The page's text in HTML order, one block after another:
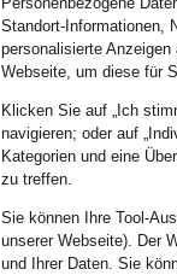
Standort-Informationen,
personalisierte
Webseite, um diese für
Klicken Sie auf „Ich
navigieren; oder auf
Kategorien und eine
zu treffen.
Sie können Ihre Tool-
unserer Webseite). Der
und Ihrer Daten. Sie